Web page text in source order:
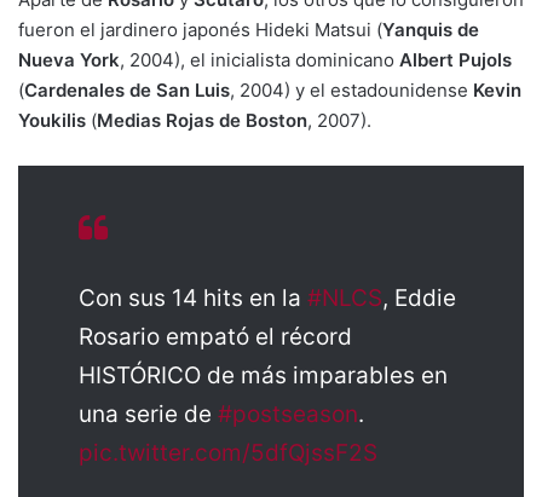
fueron el jardinero japonés Hideki Matsui (Yanquis de
Nueva York, 2004), el inicialista dominicano Albert Pujols
(Cardenales de San Luis, 2004) y el estadounidense Kevin
Youkilis (Medias Rojas de Boston, 2007).
Con sus 14 hits en la #NLCS, Eddie
Rosario empató el récord
HISTÓRICO de más imparables en
una serie de #postseason.
pic.twitter.com/5dfQjssF2S